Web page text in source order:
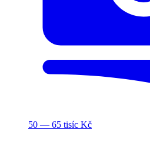
50 — 65 tisíc Kč